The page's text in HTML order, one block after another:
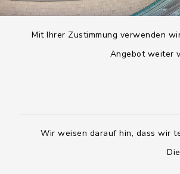
Mit Ihrer Zustimmung verwenden
Angebot weiter
Wir weisen darauf hin, dass wir